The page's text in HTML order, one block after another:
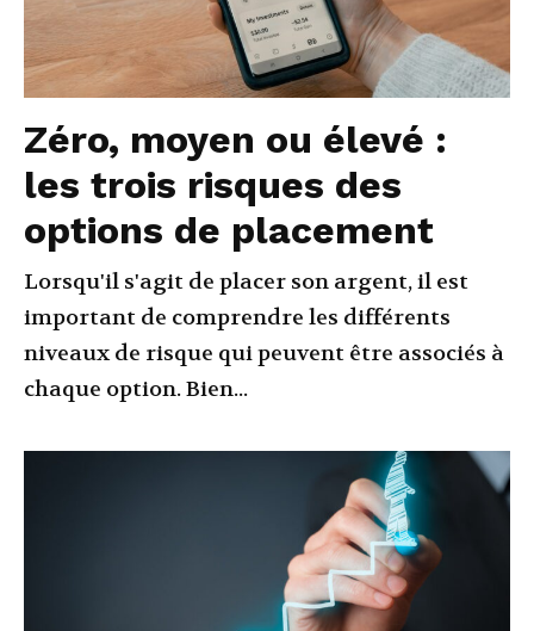
Zéro, moyen ou élevé :
les trois risques des
options de placement
Lorsqu'il s'agit de placer son argent, il est
important de comprendre les différents
niveaux de risque qui peuvent être associés à
chaque option. Bien...